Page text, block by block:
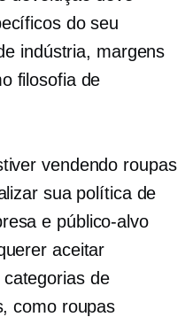
do seu
indústria, margens
filosofia de
vendendo roupas
sua política de
e público-alvo
aceitar
de
como roupas